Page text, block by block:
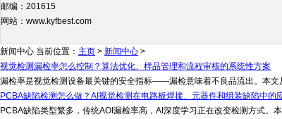
邮编：201615
网站：www.kyfbest.com
新闻中心 当前位置： 主页 > 新闻中心 >
视觉检测漏检率怎么控制？算法优化、样品管理和流程审核的系统性方案
漏检率是视觉检测设备最关键的安全指标——漏检意味着不良品流出。本
PCBA缺陷检测怎么做？AI视觉检测在电路板焊接、元器件和组装缺陷中的
PCBA缺陷类型繁多，传统AOI漏检率高，AI深度学习正在改变检测方式